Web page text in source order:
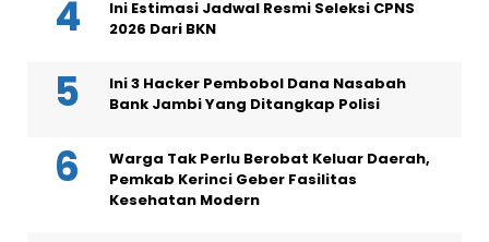
Ini Estimasi Jadwal Resmi Seleksi CPNS
2026 Dari BKN
Ini 3 Hacker Pembobol Dana Nasabah
Bank Jambi Yang Ditangkap Polisi
Warga Tak Perlu Berobat Keluar Daerah,
Pemkab Kerinci Geber Fasilitas
Kesehatan Modern